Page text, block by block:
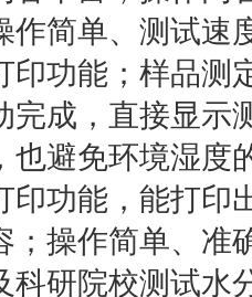
作简单、测试速
印功能；样品测
完成，直接显示
也避免环境湿度
印功能，能打印
；操作简单、准
科研院校测试水